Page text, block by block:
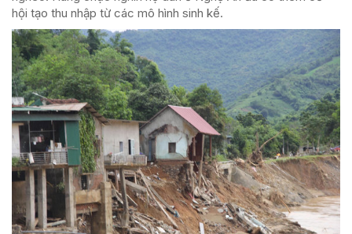
hội tạo thu nhập từ các mô hình sinh kế.